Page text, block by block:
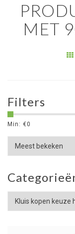
MET
Filters
Min: €0